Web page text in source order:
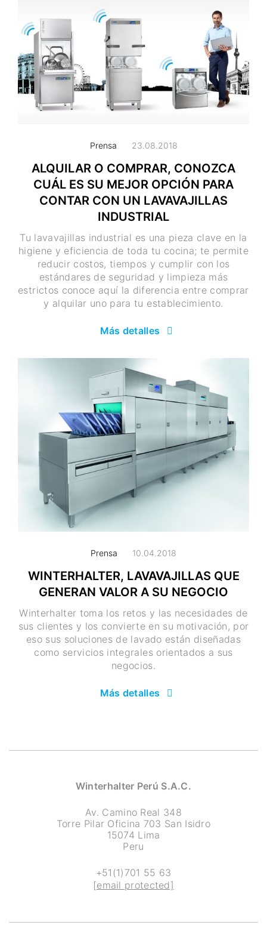
Prensa 23.08.2018
ALQUILAR O COMPRAR, CONOZCA
CUÁL ES SU MEJOR OPCIÓN PARA
CONTAR CON UN LAVAVAJILLAS
INDUSTRIAL
Tu lavavajillas industrial es una pieza clave en la
higiene y eficiencia de toda tu cocina; te permite
reducir costos, tiempos y cumplir con los
estándares de seguridad y limpieza más
estrictos conoce aquí la diferencia entre comprar
y alquilar uno para tu establecimiento.
Más detalles
Prensa 10.04.2018
WINTERHALTER, LAVAVAJILLAS QUE
GENERAN VALOR A SU NEGOCIO
Winterhalter toma los retos y las necesidades de
sus clientes y los convierte en su motivación, por
eso sus soluciones de lavado están diseñadas
como servicios integrales orientados a sus
negocios.
Más detalles
Winterhalter Perú S.A.C.
Av. Camino Real 348
Torre Pilar Oficina 703 San Isidro
15074 Lima
Peru
+51(1)701 55 63
[email protected]